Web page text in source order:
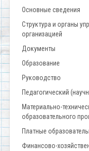
Основные сведения
Структура и органы
организацией
Документы
Образование
Руководство
Педагогический
Материально-
образовательного
Платные
Финансово-